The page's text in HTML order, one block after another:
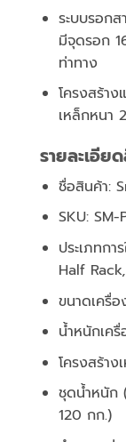
ระบบรอก
มีจุดรอก
ท่าทาง
โครงสร้า
เหล็กหนา
รายละเอี
ชื่อสินค้า:
SKU:
ประเภทก
Half
ขนาดเครื่
น้ำหนักเค
โครงสร้า
ชุดน้ำหนัก
120 กก.)